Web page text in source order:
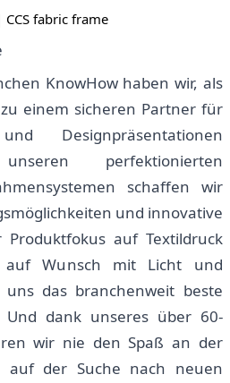
CCS fabric frame
KnowHow haben wir, als
einem sicheren Partner für
Designpräsentationen
perfektionierten
schaffen wir
und innovative
Produktfokus auf Textildruck
auf Wunsch mit Licht und
das branchenweit beste
dank unseres über 60-
wir nie den Spaß an der
auf der Suche nach neuen